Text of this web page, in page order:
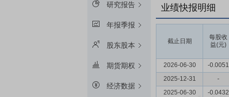
研究报告
年报季报
股东股本
期货期权
经济数据
业绩快报明细
截止日期
每股收
益(元)
2026-06-30
-0.0051
2025-12-31
-
2025-06-30
-0.0432